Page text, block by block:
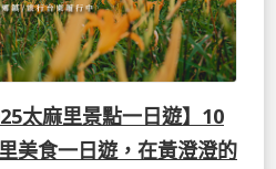
太麻里景點一日遊】10
美食一日遊，在黃澄澄的